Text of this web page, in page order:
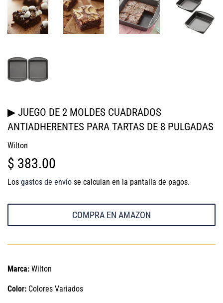
▶ JUEGO DE 2 MOLDES CUADRADOS
ANTIADHERENTES PARA TARTAS DE 8 PULGADAS
Wilton
$ 383.00
383.00
Los gastos de envío se calculan en la pantalla de pagos.
COMPRA EN AMAZON
Marca: Wilton
Color: Colores Variados